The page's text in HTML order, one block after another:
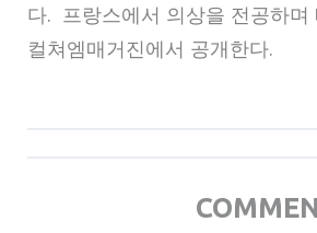
다. 프랑스에서 의상을 전공하
컬쳐엠매거진에서 공개한다.